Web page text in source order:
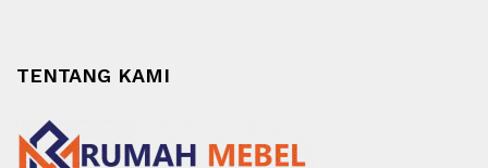
TENTANG KAMI